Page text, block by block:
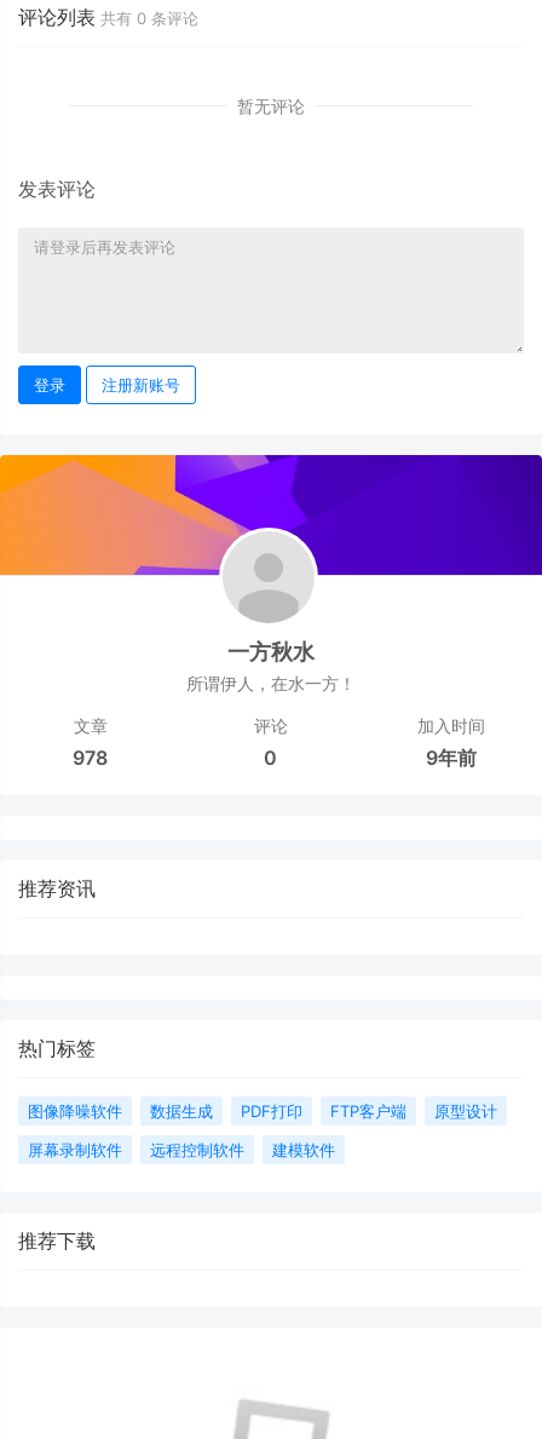
评论列表 共有 0 条评论
暂无评论
发表评论
登录 注册新账号
一方秋水
所谓伊人，在水一方！
文章
978
评论
0
加入时间
9年前
推荐资讯
热门标签
图像降噪软件 数据生成 PDF打印 FTP客户端
原型设计
屏幕录制软件
远程控制软件 建模软件
推荐下载